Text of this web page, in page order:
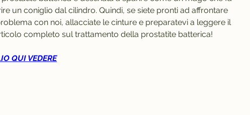
un coniglio dal cilindro. Quindi, se siete pronti ad affrontare
con noi, allacciate le cinture e preparatevi a leggere il
completo sul trattamento della prostatite batterica!
QUI VEDERE